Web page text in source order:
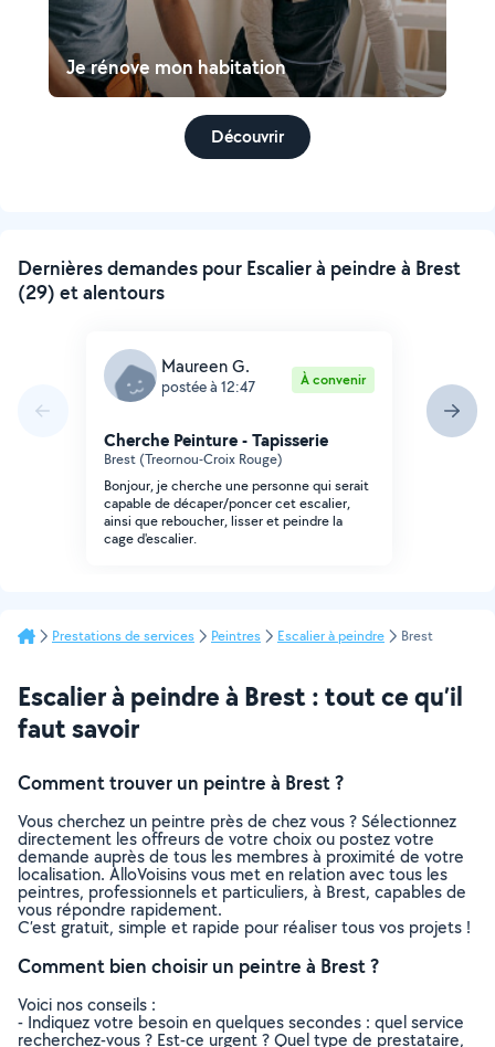
Je rénove mon habitation
Découvrir
Dernières demandes pour Escalier à peindre à Brest
(29) et alentours
Maureen G.
postée à 12:47 À convenir
Cherche Peinture - Tapisserie
Brest (Treornou-Croix Rouge)
Bonjour, je cherche une personne qui serait
capable de décaper/poncer cet escalier,
ainsi que reboucher, lisser et peindre la
cage d'escalier.
Prestations de services Peintres Escalier à peindre Brest
Escalier à peindre à Brest : tout ce qu’il
faut savoir
Comment trouver un peintre à Brest ?
Vous cherchez un peintre près de chez vous ? Sélectionnez
directement les offreurs de votre choix ou postez votre
demande auprès de tous les membres à proximité de votre
localisation. AlloVoisins vous met en relation avec tous les
peintres, professionnels et particuliers, à Brest, capables de
vous répondre rapidement.
C’est gratuit, simple et rapide pour réaliser tous vos projets !
Comment bien choisir un peintre à Brest ?
Voici nos conseils :
- Indiquez votre besoin en quelques secondes : quel service
recherchez-vous ? Est-ce urgent ? Quel type de prestataire,